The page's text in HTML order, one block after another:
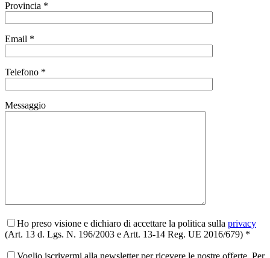
Provincia *
Email *
Telefono *
Messaggio
Ho preso visione e dichiaro di accettare la politica sulla privacy
(Art. 13 d. Lgs. N. 196/2003 e Artt. 13-14 Reg. UE 2016/679) *